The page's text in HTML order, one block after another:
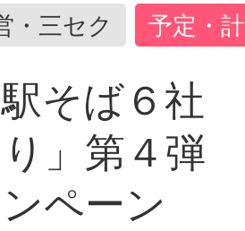
・三セク 予定・
そば６社
」第４弾
ペーン